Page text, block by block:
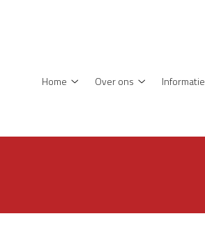
Home
Over ons
Informatie